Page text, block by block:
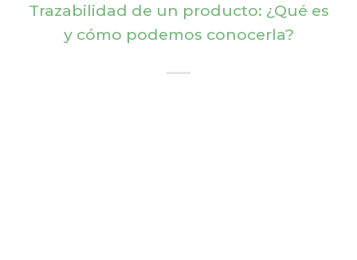
Trazabilidad de un producto: ¿Qué es
y cómo podemos conocerla?